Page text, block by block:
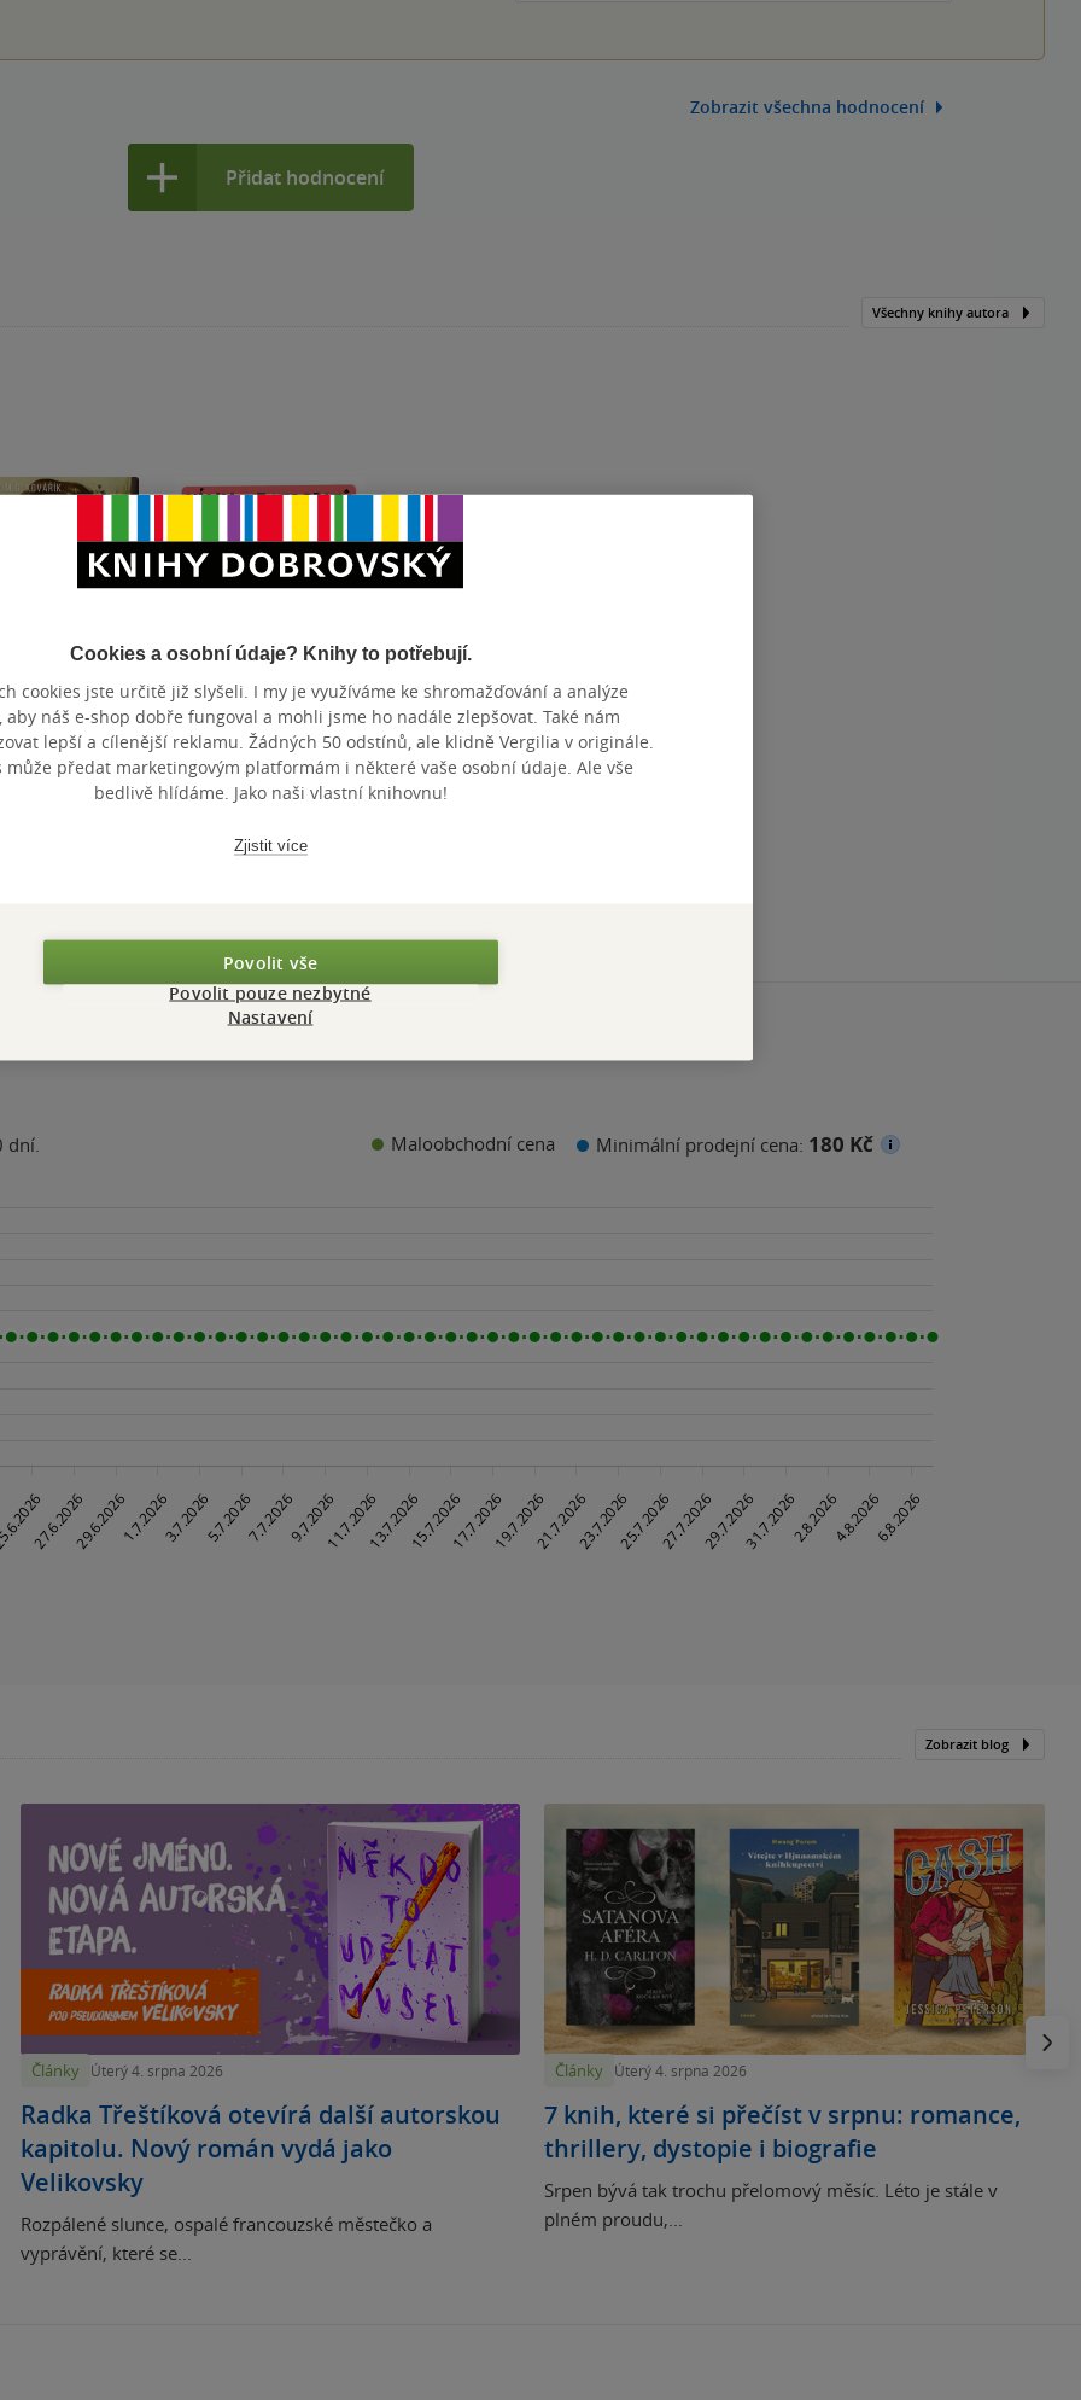
Zobrazit všechna hodnocení
Přidat hodnocení
Všechny knihy autora
čaroděj
M.G. Kovářík
(mp3)
Válka Mentogritů
František M.G. Kovářík
0.0
z
5 Audiokniha(mp3)
240 Kč
dní. Maloobchodní cena Minimální prodejní cena: 180 Kč
Zobrazit blog
Články Úterý 4. srpna 2026
Radka Třeštíková otevírá další autorskou
kapitolu. Nový román vydá jako
Velikovsky
Rozpálené slunce, ospalé francouzské městečko a
vyprávění, které se...
Články Úterý 4. srpna 2026
7 knih, které si přečíst v srpnu: romance,
thrillery, dystopie i biografie
Srpen bývá tak trochu přelomový měsíc. Léto je stále v
plném proudu,...
Cookies a osobní údaje? Knihy to potřebují.
cookies jste určitě již slyšeli. I my je využíváme ke shromažďování a analýze
aby náš e-shop dobře fungoval a mohli jsme ho nadále zlepšovat. Také nám
lepší a cílenější reklamu. Žádných 50 odstínů, ale klidně Vergilia v originále.
může předat marketingovým platformám i některé vaše osobní údaje. Ale vše
bedlivě hlídáme. Jako naši vlastní knihovnu!
Zjistit více
Povolit vše
Povolit pouze nezbytné
Nastavení